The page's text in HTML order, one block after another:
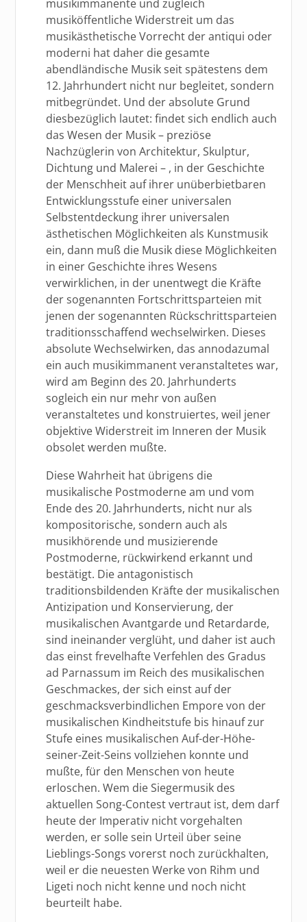
musikimmanente und zugleich
musiköffentliche Widerstreit um das
musikästhetische Vorrecht der antiqui oder
moderni hat daher die gesamte
abendländische Musik seit spätestens dem
12. Jahrhundert nicht nur begleitet, sondern
mitbegründet. Und der absolute Grund
diesbezüglich lautet: findet sich endlich auch
das Wesen der Musik – preziöse
Nachzüglerin von Architektur, Skulptur,
Dichtung und Malerei – , in der Geschichte
der Menschheit auf ihrer unüberbietbaren
Entwicklungsstufe einer universalen
Selbstentdeckung ihrer universalen
ästhetischen Möglichkeiten als Kunstmusik
ein, dann muß die Musik diese Möglichkeiten
in einer Geschichte ihres Wesens
verwirklichen, in der unentwegt die Kräfte
der sogenannten Fortschrittsparteien mit
jenen der sogenannten Rückschrittsparteien
traditionsschaffend wechselwirken. Dieses
absolute Wechselwirken, das annodazumal
ein auch musikimmanent veranstaltetes war,
wird am Beginn des 20. Jahrhunderts
sogleich ein nur mehr von außen
veranstaltetes und konstruiertes, weil jener
objektive Widerstreit im Inneren der Musik
obsolet werden mußte.
Diese Wahrheit hat übrigens die
musikalische Postmoderne am und vom
Ende des 20. Jahrhunderts, nicht nur als
kompositorische, sondern auch als
musikhörende und musizierende
Postmoderne, rückwirkend erkannt und
bestätigt. Die antagonistisch
traditionsbildenden Kräfte der musikalischen
Antizipation und Konservierung, der
musikalischen Avantgarde und Retardarde,
sind ineinander verglüht, und daher ist auch
das einst frevelhafte Verfehlen des Gradus
ad Parnassum im Reich des musikalischen
Geschmackes, der sich einst auf der
geschmacksverbindlichen Empore von der
musikalischen Kindheitstufe bis hinauf zur
Stufe eines musikalischen Auf-der-Höhe-
seiner-Zeit-Seins vollziehen konnte und
mußte, für den Menschen von heute
erloschen. Wem die Siegermusik des
aktuellen Song-Contest vertraut ist, dem darf
heute der Imperativ nicht vorgehalten
werden, er solle sein Urteil über seine
Lieblings-Songs vorerst noch zurückhalten,
weil er die neuesten Werke von Rihm und
Ligeti noch nicht kenne und noch nicht
beurteilt habe.